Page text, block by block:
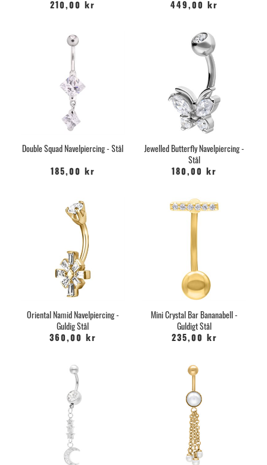
210,00 kr 449,00 kr
Double Squad Navelpiercing - Stål
185,00 kr
Jewelled Butterfly Navelpiercing -
Stål
180,00 kr
Oriental Namid Navelpiercing -
Guldig Stål
360,00 kr
Mini Crystal Bar Bananabell -
Guldigt Stål
235,00 kr